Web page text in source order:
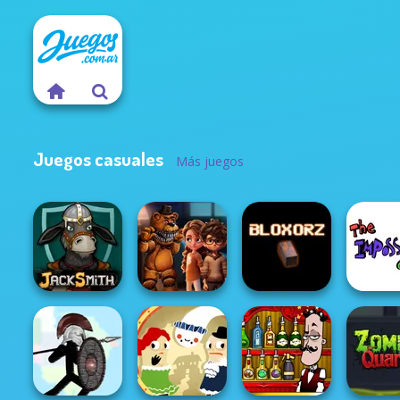
Juegos casuales Más juegos
Jacksmith
FNAF Horror At
Home
Bloxorz
The
Quiz